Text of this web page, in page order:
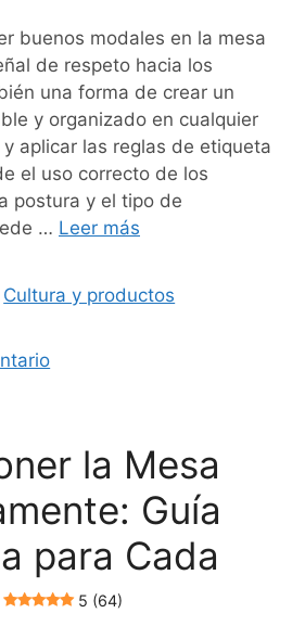
buenos modales en la mesa
de respeto hacia los
una forma de crear un
y organizado en cualquier
aplicar las reglas de etiqueta
el uso correcto de los
postura y el tipo de
… Leer más
Cultura y productos
la Mesa
Guía
para Cada
5 (64)